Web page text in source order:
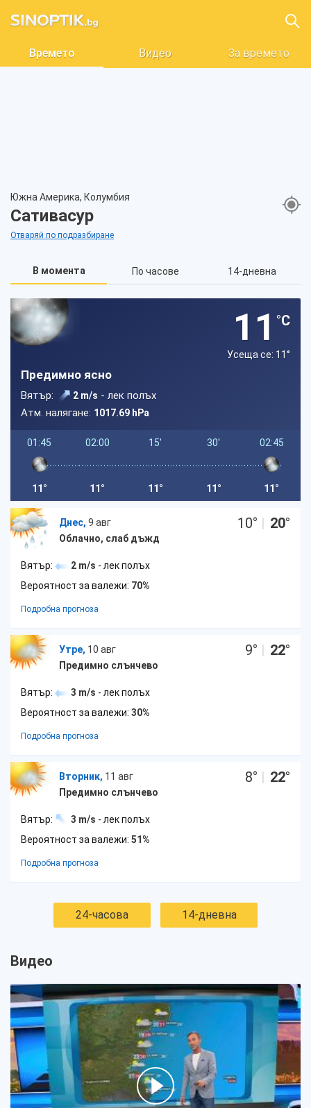
Времето Видео За времето
Южна Америка, Колумбия
Сативасур
Отваряй по подразбиране
В момента По часове 14-дневна
11 °C
Усеща се: 11°
Предимно ясно
Вятър: 2 m/s - лек полъх
Атм. налягане: 1017.69 hPa
01:45
11°
02:00
11°
15'
11°
30'
11°
02:45
11°
Днес, 9 авг
Облачно, слаб дъжд
10° | 20°
Вятър: 2 m/s - лек полъх
Вероятност за валежи: 70%
Подробна прогноза
Утре, 10 авг
Предимно слънчево
9° | 22°
Вятър: 3 m/s - лек полъх
Вероятност за валежи: 30%
Подробна прогноза
Вторник, 11 авг
Предимно слънчево
8° | 22°
Вятър: 3 m/s - лек полъх
Вероятност за валежи: 51%
Подробна прогноза
24-часова 14-дневна
Видео